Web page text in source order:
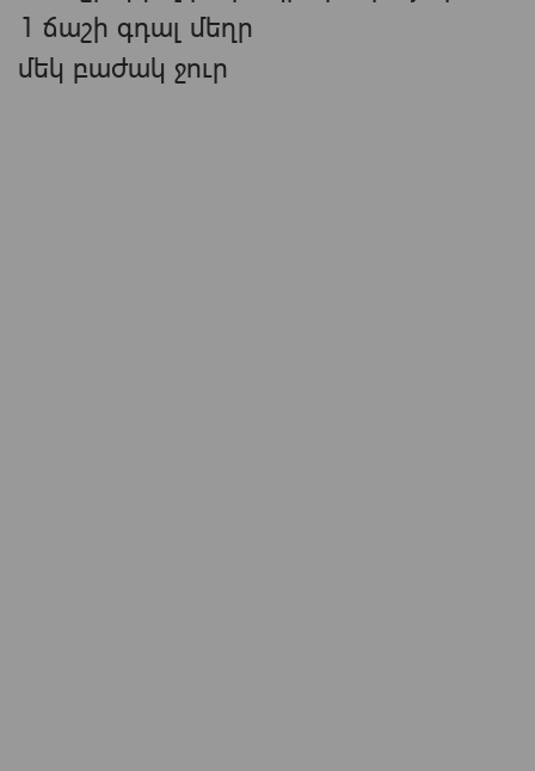
1 ճաշի գդալ մեղր
մեկ բաժակ ջուր